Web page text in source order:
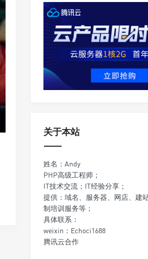
关于本站
姓名：Andy
PHP高级工程师；
IT技术交流；IT经验分享；
提供：域名、服务器、网店、建
制培训服务等；
具体联系：
weixin：Echoci1688
腾讯云合作